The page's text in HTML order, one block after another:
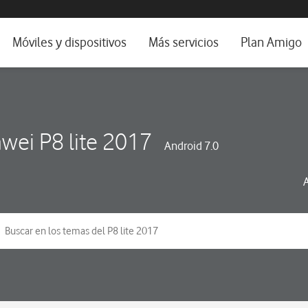
e idioma
Móviles y dispositivos
Ver todos
Más servicios Plan Amigo
P8 lite 2017 Android 7.0